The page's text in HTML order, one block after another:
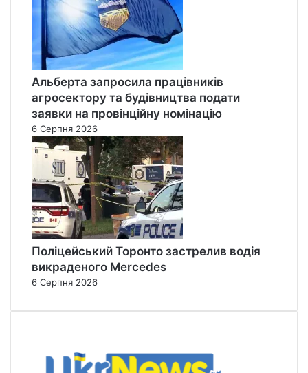
Альберта запросила працівників
агросектору та будівництва подати
заявки на провінційну номінацію
6 Серпня 2026
Поліцейський Торонто застрелив водія
викраденого Mercedes
6 Серпня 2026